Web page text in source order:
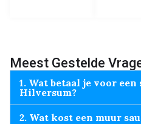
Meest Gestelde
1. Wat betaal je voor
Hilversum?
2. Wat kost een muur